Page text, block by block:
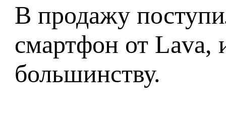
В продажу
смартфон от Lava,
большинству.